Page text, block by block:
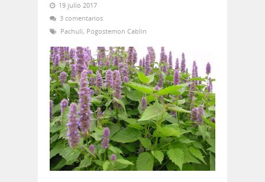
19 julio 2017
3 comentarios
Pachuli, Pogostemon Cablin